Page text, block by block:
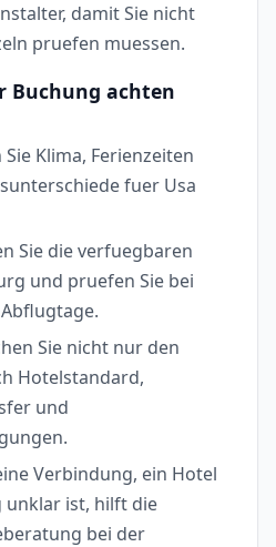
damit Sie nicht
pruefen muessen.
Buchung achten
Klima, Ferienzeiten
fuer Usa
Sie die verfuegbaren
und pruefen Sie bei
Sie nicht nur den
Hotelstandard,
und
Verbindung, ein Hotel
unklar ist, hilft die
bei der